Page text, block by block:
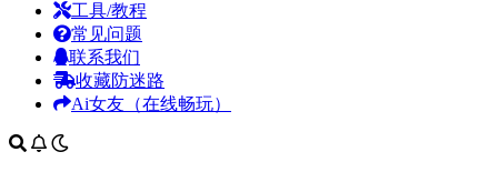
工具/教程
常见问题
联系我们
收藏防迷路
Ai女友（在线畅玩）